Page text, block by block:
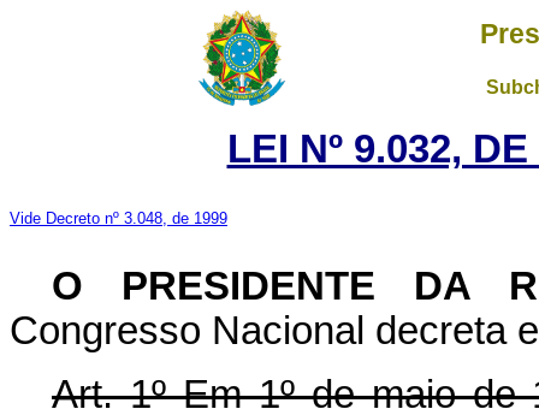
LEI Nº 9.032,
Vide Decreto nº 3.048, de 1999
O PRESIDENTE DA
Congresso Nacional decreta
Art. 1º Em 1º de maio de